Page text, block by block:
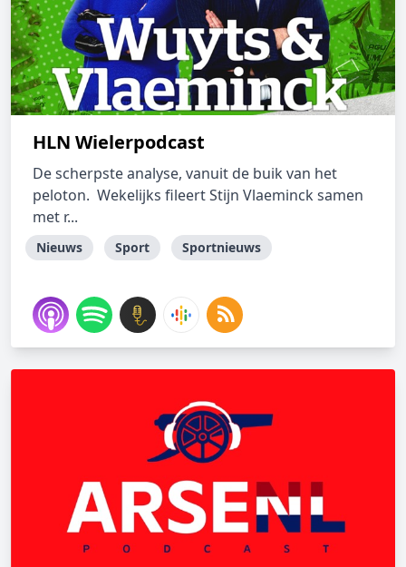
HLN Wielerpodcast
De scherpste analyse, vanuit de buik van het
peloton. Wekelijks fileert Stijn Vlaeminck samen
met r...
Nieuws Sport Sportnieuws